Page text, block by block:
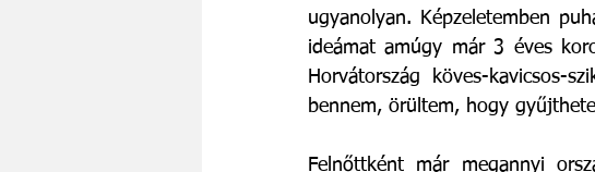
ugyanolyan. Képzeletemben
ideámat amúgy már 3 éves
Horvátország köves-kavicsos-
bennem, örültem, hogy
Felnőttként már megannyi